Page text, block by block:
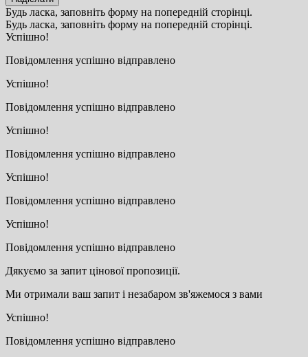
Будь ласка, заповніть форму на попередній сторінці.
Будь ласка, заповніть форму на попередній сторінці.
Успішно!
Повідомлення успішно відправлено
Успішно!
Повідомлення успішно відправлено
Успішно!
Повідомлення успішно відправлено
Успішно!
Повідомлення успішно відправлено
Успішно!
Повідомлення успішно відправлено
Дякуємо за запит цінової пропозиції.
Ми отримали ваш запит і незабаром зв'яжемося з вами
Успішно!
Повідомлення успішно відправлено